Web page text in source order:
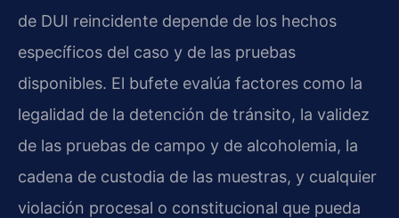
de DUI reincidente depende de los hechos
específicos del caso y de las pruebas
disponibles. El bufete evalúa factores como la
legalidad de la detención de tránsito, la validez
de las pruebas de campo y de alcoholemia, la
cadena de custodia de las muestras, y cualquier
violación procesal o constitucional que pueda